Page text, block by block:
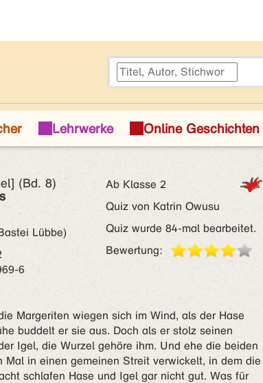
(Bd. 8)
Lübbe)
6
Ab Klasse 2
Quiz von Katrin Owusu
Quiz wurde 84-mal bearbeitet.
Bewertung:
Margeriten wiegen sich im Wind, als der Hase
buddelt er sie aus. Doch als er stolz seinen
Igel, die Wurzel gehöre ihm. Und ehe die beiden
Mal in einen gemeinen Streit verwickelt, in dem die
schlafen Hase und Igel gar nicht gut. Was für